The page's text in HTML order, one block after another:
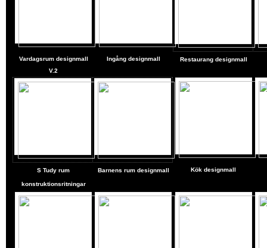
Vardagsrum designmall
V.2
Ingång designmall Restaurang designmall
S Tudy rum
konstruktionsritningar
Barnens rum designmall Kök designmall